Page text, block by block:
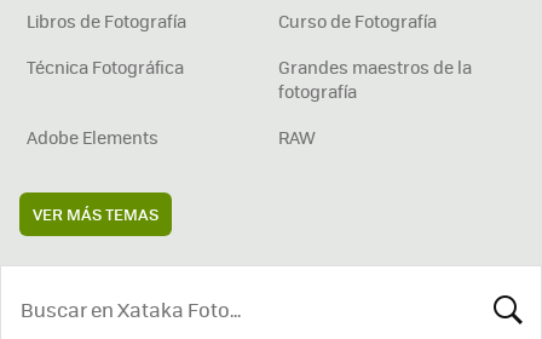
Libros de Fotografía
Curso de Fotografía
Técnica Fotográfica
Grandes maestros de la
fotografía
Adobe Elements
RAW
VER MÁS TEMAS